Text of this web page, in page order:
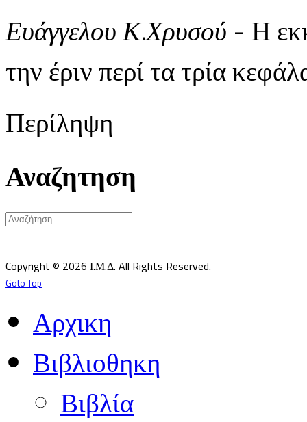
Ευάγγελου Κ.Χρυσού - Η
την έριν περί τα τρία
Περίληψη
Αναζητηση
Copyright © 2026 Ι.Μ.Δ. All Rights Reserved.
Goto Top
Αρχικη
Βιβλιοθηκη
Βιβλία